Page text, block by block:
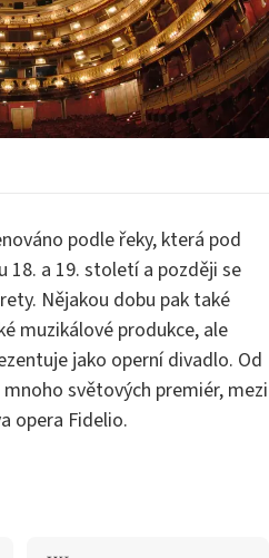
podle řeky, která pod
18. a 19. století a později se
Nějakou dobu pak také
muzikálové produkce, ale
jako operní divadlo. Od
světových premiér, mezi
opera Fidelio.